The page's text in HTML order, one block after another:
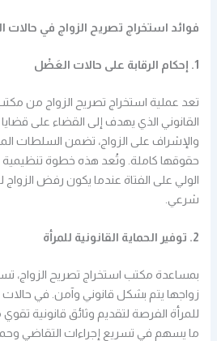
فوائد استخراج تصريح الزواج في حالات
1. إحكام الرقابة على حالات العَضْل
تعد عملية استخراج تصريح الزواج من
القانوني الذي يهدف إلى القضاء على
والإشراف على الزواج، تضمن السلطات
حقوقها كاملة. وتُعد هذه خطوة
الولي على الفتاة عندما يكون رفض
شرعي.
2. توفير الحماية القانونية للمرأة
بمساعدة مكتب استخراج تصريح الزواج،
زواجها يتم بشكل قانوني وآمن. في حالات
للمرأة الفرصة لتقديم وثائق قانونية
ما يسهم في تسريع إجراءات التقاضي